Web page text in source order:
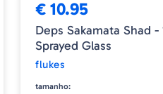
€ 10.95
Deps Sakamata Shad -
Sprayed Glass
flukes
tamanho: